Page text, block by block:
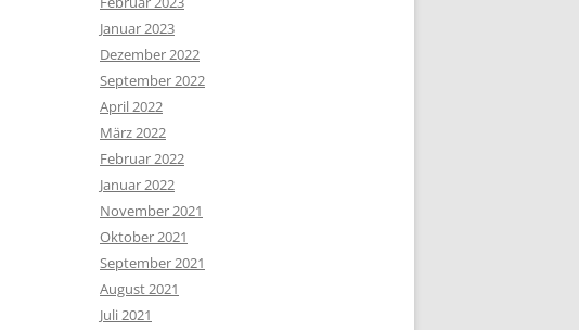
Januar 2023
Dezember 2022
September 2022
April 2022
März 2022
Februar 2022
Januar 2022
November 2021
Oktober 2021
September 2021
August 2021
Juli 2021